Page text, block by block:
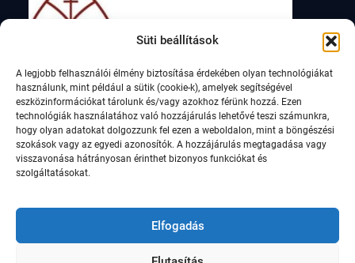
Süti beállítások
A legjobb felhasználói élmény biztosítása érdekében olyan technológiákat
használunk, mint például a sütik (cookie-k), amelyek segítségével
eszközinformációkat tárolunk és/vagy azokhoz férünk hozzá. Ezen
technológiák használatához való hozzájárulás lehetővé teszi számunkra,
hogy olyan adatokat dolgozzunk fel ezen a weboldalon, mint a böngészési
szokások vagy az egyedi azonosítók. A hozzájárulás megtagadása vagy
visszavonása hátrányosan érinthet bizonyos funkciókat és
szolgáltatásokat.
Elfogadás